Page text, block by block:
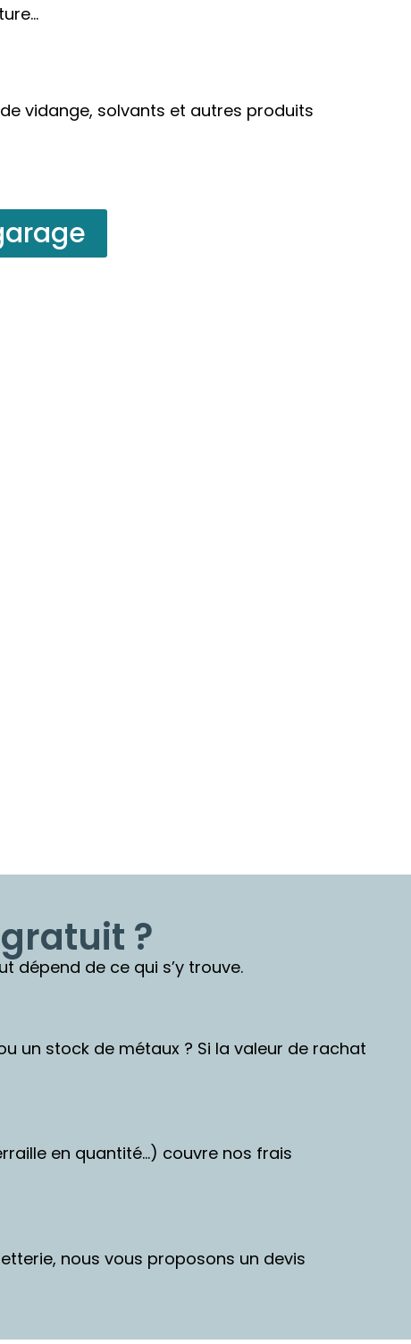
vidange, solvants et autres produits
?
dépend de ce qui s’y trouve.
un stock de métaux ? Si la valeur de rachat
en quantité…) couvre nos frais
nous vous proposons un devis